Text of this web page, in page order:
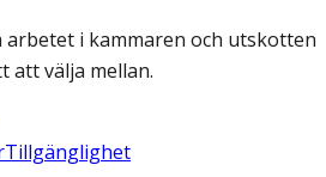
arbetet i kammaren och utskotten
att välja mellan.
Tillgänglighet